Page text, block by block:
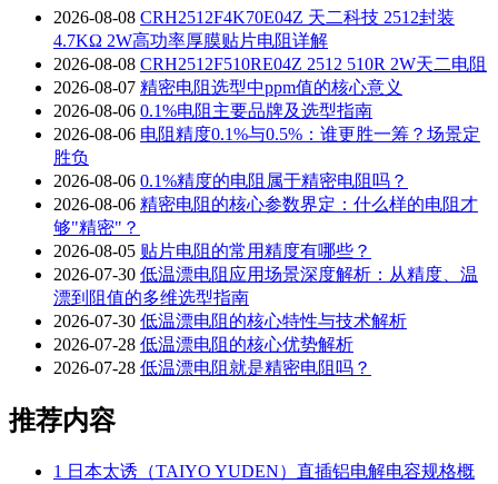
2026-08-08 CRH2512F4K70E04Z 天二科技 2512封装
4.7KΩ 2W高功率厚膜贴片电阻详解
2026-08-08 CRH2512F510RE04Z 2512 510R 2W天二电阻
2026-08-07 精密电阻选型中ppm值的核心意义
2026-08-06 0.1%电阻主要品牌及选型指南
2026-08-06 电阻精度0.1%与0.5%：谁更胜一筹？场景定
胜负
2026-08-06 0.1%精度的电阻属于精密电阻吗？
2026-08-06 精密电阻的核心参数界定：什么样的电阻才
够"精密"？
2026-08-05 贴片电阻的常用精度有哪些？
2026-07-30 低温漂电阻应用场景深度解析：从精度、温
漂到阻值的多维选型指南
2026-07-30 低温漂电阻的核心特性与技术解析
2026-07-28 低温漂电阻的核心优势解析
2026-07-28 低温漂电阻就是精密电阻吗？
推荐内容
1 日本太诱（TAIYO YUDEN）直插铝电解电容规格概